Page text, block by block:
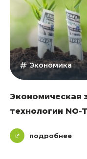
Экономика
Экономическая
технологии NO-
подробнее